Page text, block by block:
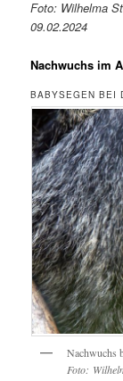
Foto: Wilhelma
09.02.2024
Nachwuchs im
BABYSEGEN BEI
Nachwuchs
Foto: